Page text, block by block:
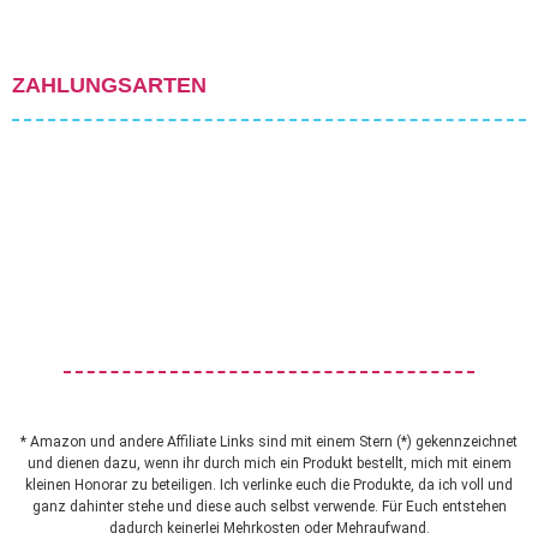
ZAHLUNGSARTEN
* Amazon und andere Affiliate Links sind mit einem Stern (*) gekennzeichnet
und dienen dazu, wenn ihr durch mich ein Produkt bestellt, mich mit einem
kleinen Honorar zu beteiligen. Ich verlinke euch die Produkte, da ich voll und
ganz dahinter stehe und diese auch selbst verwende. Für Euch entstehen
dadurch keinerlei Mehrkosten oder Mehraufwand.